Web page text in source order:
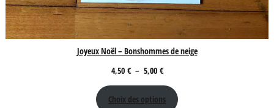
Joyeux Noël – Bonshommes de neige
4,50 € – 5,00 €Plage
de
prix :
Choix des options